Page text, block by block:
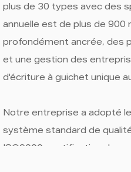
plus de 30 types avec des
annuelle est de plus de 900
profondément ancrée, des
et une gestion des
d'écriture à guichet unique
Notre entreprise a adopté
système standard de